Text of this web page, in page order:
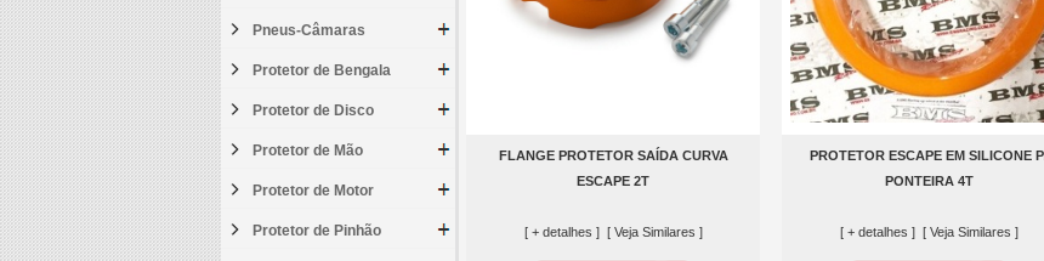
Pneus-Câmaras
Protetor de Bengala
Protetor de Disco
Protetor de Mão
Protetor de Motor
Protetor de Pinhão
FLANGE PROTETOR SAÍDA CURVA
ESCAPE 2T
[ + detalhes ] [ Veja Similares ]
PROTETOR ESCAPE EM SILICONE
PONTEIRA 4T
[ + detalhes ] [ Veja Similares ]